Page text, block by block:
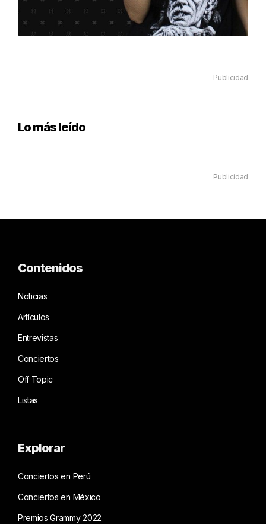
Publicidad
Lo más leído
Publicidad
Contenidos
Noticias
Artículos
Entrevistas
Conciertos
Off Topic
Listas
Explorar
Conciertos en Perú
Conciertos en México
Premios Grammy 2022